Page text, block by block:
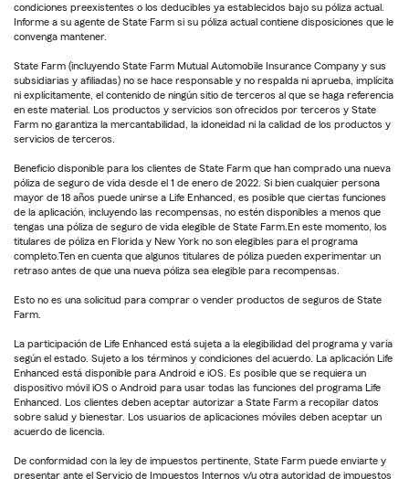
condiciones preexistentes o los deducibles ya establecidos bajo su póliza actual.
Informe a su agente de State Farm si su póliza actual contiene disposiciones que le
convenga mantener.
State Farm (incluyendo State Farm Mutual Automobile Insurance Company y sus
subsidiarias y afiliadas) no se hace responsable y no respalda ni aprueba, implícita
ni explícitamente, el contenido de ningún sitio de terceros al que se haga referencia
en este material. Los productos y servicios son ofrecidos por terceros y State
Farm no garantiza la mercantabilidad, la idoneidad ni la calidad de los productos y
servicios de terceros.
Beneficio disponible para los clientes de State Farm que han comprado una nueva
póliza de seguro de vida desde el 1 de enero de 2022. Si bien cualquier persona
mayor de 18 años puede unirse a Life Enhanced, es posible que ciertas funciones
de la aplicación, incluyendo las recompensas, no estén disponibles a menos que
tengas una póliza de seguro de vida elegible de State Farm.En este momento, los
titulares de póliza en Florida y New York no son elegibles para el programa
completo.Ten en cuenta que algunos titulares de póliza pueden experimentar un
retraso antes de que una nueva póliza sea elegible para recompensas.
Esto no es una solicitud para comprar o vender productos de seguros de State
Farm.
La participación de Life Enhanced está sujeta a la elegibilidad del programa y varía
según el estado. Sujeto a los términos y condiciones del acuerdo. La aplicación Life
Enhanced está disponible para Android e iOS. Es posible que se requiera un
dispositivo móvil iOS o Android para usar todas las funciones del programa Life
Enhanced. Los clientes deben aceptar autorizar a State Farm a recopilar datos
sobre salud y bienestar. Los usuarios de aplicaciones móviles deben aceptar un
acuerdo de licencia.
De conformidad con la ley de impuestos pertinente, State Farm puede enviarte y
presentar ante el Servicio de Impuestos Internos y/u otra autoridad de impuestos